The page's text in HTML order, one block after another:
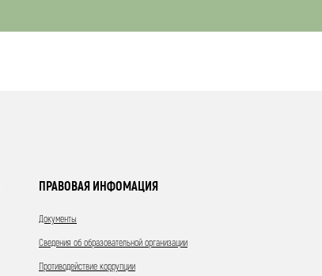
ПРАВОВАЯ ИНФОМАЦИЯ
Документы
Сведения об образовательной организации
Противодействие коррупции